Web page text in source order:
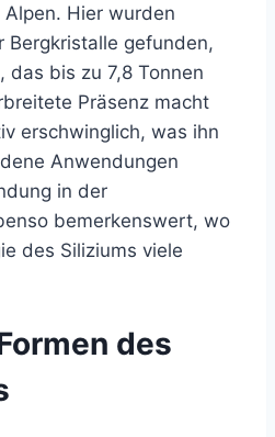
Hier wurden
Bergkristalle gefunden,
das bis zu 7,8 Tonnen
Präsenz macht
erschwinglich, was ihn
Anwendungen
in der
bemerkenswert, wo
des Siliziums viele
des